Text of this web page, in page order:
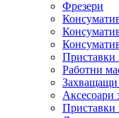
Фрезери
Приставки
Работни
Захващащи
Аксесоари
Приставки